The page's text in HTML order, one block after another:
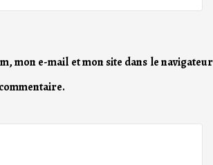
mon e-mail et mon site dans le navigateur